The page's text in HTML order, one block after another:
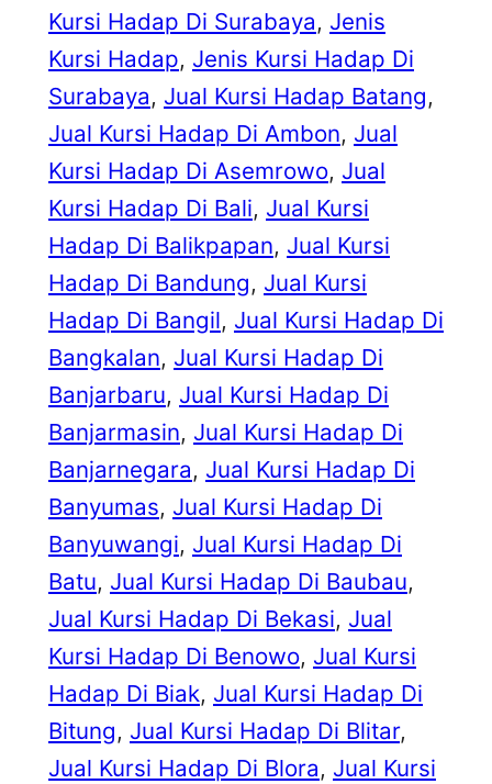
Kursi Hadap Di Surabaya, Jenis
Kursi Hadap, Jenis Kursi Hadap Di
Surabaya, Jual Kursi Hadap Batang
Jual Kursi Hadap Di Ambon, Jual
Kursi Hadap Di Asemrowo, Jual
Kursi Hadap Di Bali, Jual Kursi
Hadap Di Balikpapan, Jual Kursi
Hadap Di Bandung, Jual Kursi
Hadap Di Bangil, Jual Kursi Hadap Di
Bangkalan, Jual Kursi Hadap Di
Banjarbaru, Jual Kursi Hadap Di
Banjarmasin, Jual Kursi Hadap Di
Banjarnegara, Jual Kursi Hadap Di
Banyumas, Jual Kursi Hadap Di
Banyuwangi, Jual Kursi Hadap Di
Batu, Jual Kursi Hadap Di Baubau
Jual Kursi Hadap Di Bekasi, Jual
Kursi Hadap Di Benowo, Jual Kursi
Hadap Di Biak, Jual Kursi Hadap Di
Bitung, Jual Kursi Hadap Di Blitar
Jual Kursi Hadap Di Blora, Jual Kursi